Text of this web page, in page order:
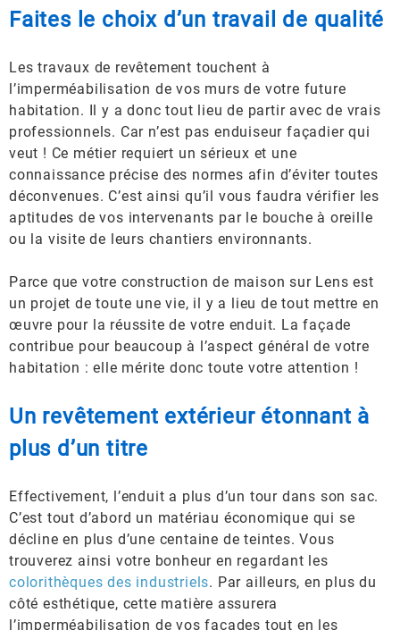
Faites le choix d’un travail de qualité
Les travaux de revêtement touchent à
l’imperméabilisation de vos murs de votre future
habitation. Il y a donc tout lieu de partir avec de vrais
professionnels. Car n’est pas enduiseur façadier qui
veut ! Ce métier requiert un sérieux et une
connaissance précise des normes afin d’éviter toutes
déconvenues. C’est ainsi qu’il vous faudra vérifier les
aptitudes de vos intervenants par le bouche à oreille
ou la visite de leurs chantiers environnants.
Parce que votre construction de maison sur Lens est
un projet de toute une vie, il y a lieu de tout mettre en
œuvre pour la réussite de votre enduit. La façade
contribue pour beaucoup à l’aspect général de votre
habitation : elle mérite donc toute votre attention !
Un revêtement extérieur étonnant à
plus d’un titre
Effectivement, l’enduit a plus d’un tour dans son sac.
C’est tout d’abord un matériau économique qui se
décline en plus d’une centaine de teintes. Vous
trouverez ainsi votre bonheur en regardant les
colorithèques des industriels. Par ailleurs, en plus du
côté esthétique, cette matière assurera
l’imperméabilisation de vos façades tout en les